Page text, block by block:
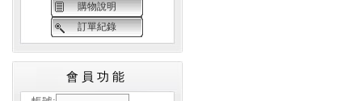
購物說明
訂單紀錄
會員功能